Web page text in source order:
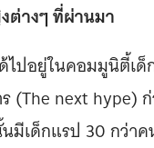
ต่างๆ ที่ผ่านมา
ไปอยู่ในคอมมูนิตี้เ
(The next hype)
มีเด็กแรป 30 กว่าค